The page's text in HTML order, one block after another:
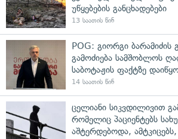
უწყებების განცხადებები
13 საათის წინ
POG: გიორგი ბარამიძის
გამოძიება სამშობლოს
საბოტაჟის ფაქტზე
14 საათის წინ
ცელიანი სიკვდილივით
რომელიც პაციენტებს
აშტერდებოდა,